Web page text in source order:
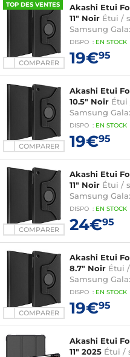
TOP DES VENTES
COMPARER
Akashi Etui
11" Noir Étui /
Samsung
DISPO : EN STOCK
19€95
COMPARER
Akashi Etui
10.5" Noir Étui
Samsung
DISPO : EN STOCK
19€95
COMPARER
Akashi Etui
11" Noir Étui /
Samsung
DISPO : EN STOCK
24€95
COMPARER
Akashi Etui
8.7" Noir Étui
Samsung
DISPO : EN STOCK
19€95
Akashi Etui
11" 2025 Étui /